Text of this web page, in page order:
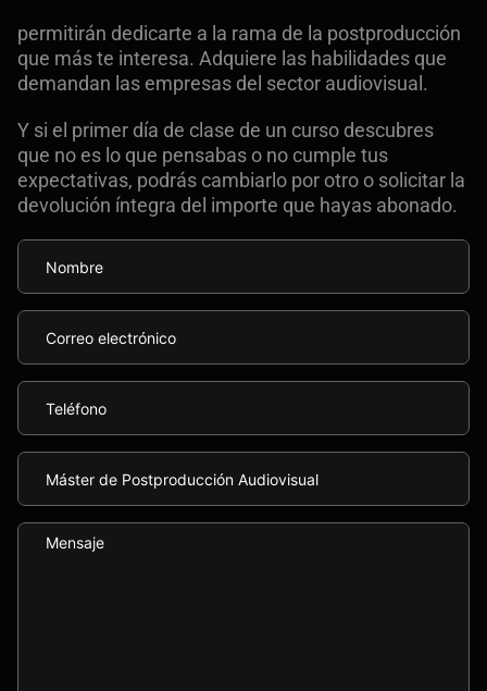
permitirán dedicarte a la rama de la postproducción
que más te interesa. Adquiere las habilidades que
demandan las empresas del sector audiovisual.
Y si el primer día de clase de un curso descubres
que no es lo que pensabas o no cumple tus
expectativas, podrás cambiarlo por otro o solicitar la
devolución íntegra del importe que hayas abonado.